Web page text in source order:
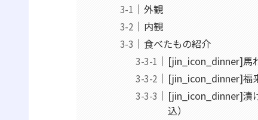
外観
内観
食べたもの紹介
[jin_icon_dinner]馬
[jin_icon_dinner]福
[jin_icon_dinner]漬
込）